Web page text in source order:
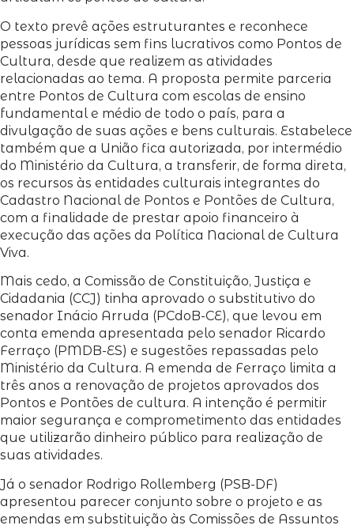
O texto prevê ações estruturantes e reconhece
pessoas jurídicas sem fins lucrativos como Pontos de
Cultura, desde que realizem as atividades
relacionadas ao tema. A proposta permite parceria
entre Pontos de Cultura com escolas de ensino
fundamental e médio de todo o país, para a
divulgação de suas ações e bens culturais. Estabelece
também que a União fica autorizada, por intermédio
do Ministério da Cultura, a transferir, de forma direta,
os recursos às entidades culturais integrantes do
Cadastro Nacional de Pontos e Pontões de Cultura,
com a finalidade de prestar apoio financeiro à
execução das ações da Política Nacional de Cultura
Viva.
Mais cedo, a Comissão de Constituição, Justiça e
Cidadania (CCJ) tinha aprovado o substitutivo do
senador Inácio Arruda (PCdoB-CE), que levou em
conta emenda apresentada pelo senador Ricardo
Ferraço (PMDB-ES) e sugestões repassadas pelo
Ministério da Cultura. A emenda de Ferraço limita a
três anos a renovação de projetos aprovados dos
Pontos e Pontões de cultura. A intenção é permitir
maior segurança e comprometimento das entidades
que utilizarão dinheiro público para realização de
suas atividades.
Já o senador Rodrigo Rollemberg (PSB-DF)
apresentou parecer conjunto sobre o projeto e as
emendas em substituição às Comissões de Assuntos